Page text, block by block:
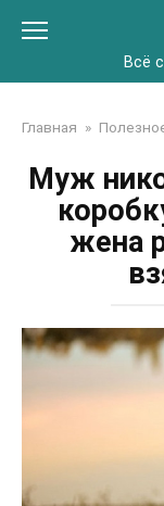
Всё
Главная »
Муж
жена